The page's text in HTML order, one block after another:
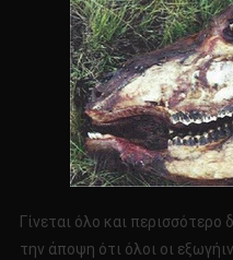
Γίνεται όλο και περισσότερο
την άποψη ότι όλοι οι